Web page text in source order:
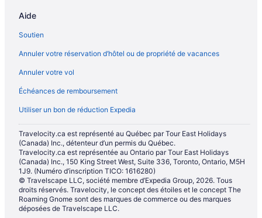
Aide
Soutien
Annuler votre réservation d’hôtel ou de propriété de vacances
Annuler votre vol
Échéances de remboursement
Utiliser un bon de réduction Expedia
Travelocity.ca est représenté au Québec par Tour East Holidays
(Canada) Inc., détenteur d’un permis du Québec.
Travelocity.ca est représentée au Ontario par Tour East Holidays
(Canada) Inc., 150 King Street West, Suite 336, Toronto, Ontario, M5H
1J9. (Numéro d’inscription TICO: 1616280)
© Travelscape LLC, société membre d’Expedia Group, 2026. Tous
droits réservés. Travelocity, le concept des étoiles et le concept The
Roaming Gnome sont des marques de commerce ou des marques
déposées de Travelscape LLC.